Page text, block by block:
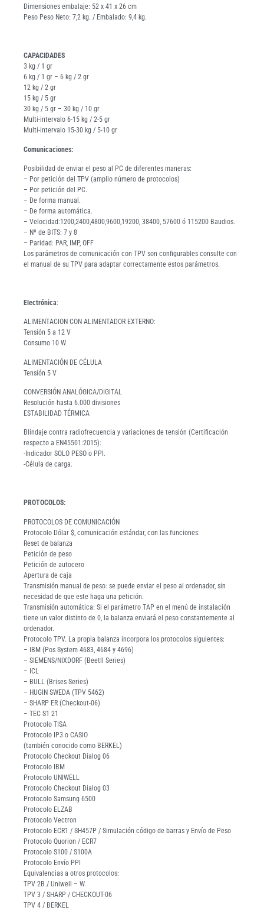
Dimensiones embalaje: 52 x 41 x 26 cm
Peso Peso Neto: 7,2 kg. / Embalado: 9,4 kg.
CAPACIDADES
3 kg / 1 gr
6 kg / 1 gr – 6 kg / 2 gr
12 kg / 2 gr
15 kg / 5 gr
30 kg / 5 gr – 30 kg / 10 gr
Multi-intervalo 6-15 kg / 2-5 gr
Multi-intervalo 15-30 kg / 5-10 gr
Comunicaciones:
Posibilidad de enviar el peso al PC de diferentes maneras:
– Por petición del TPV (amplio número de protocolos)
– Por petición del PC.
– De forma manual.
– De forma automática.
– Velocidad:1200,2400,4800,9600,19200, 38400, 57600 ó 115200 Baudios.
– Nº de BITS: 7 y 8
– Paridad: PAR, IMP, OFF
Los parámetros de comunicación con TPV son configurables consulte con
el manual de su TPV para adaptar correctamente estos parámetros.
Electrónica:
ALIMENTACION CON ALIMENTADOR EXTERNO:
Tensión 5 a 12 V
Consumo 10 W
ALIMENTACIÓN DE CÉLULA
Tensión 5 V
CONVERSIÓN ANALÓGICA/DIGITAL
Resolución hasta 6.000 divisiones
ESTABILIDAD TÉRMICA
Blindaje contra radiofrecuencia y variaciones de tensión (Certificación
respecto a EN45501:2015):
-Indicador SOLO PESO o PPI.
-Célula de carga.
PROTOCOLOS:
PROTOCOLOS DE COMUNICACIÓN
Protocolo Dólar $, comunicación estándar, con las funciones:
Reset de balanza
Petición de peso
Petición de autocero
Apertura de caja
Transmisión manual de peso: se puede enviar el peso al ordenador, sin
necesidad de que este haga una petición.
Transmisión automática: Si el parámetro TAP en el menú de instalación
tiene un valor distinto de 0, la balanza enviará el peso constantemente al
ordenador.
Protocolo TPV. La propia balanza incorpora los protocolos siguientes:
– IBM (Pos System 4683, 4684 y 4696)
– SIEMENS/NIXDORF (Beetll Series)
– ICL
– BULL (Brises Series)
– HUGIN SWEDA (TPV 5462)
– SHARP ER (Checkout-06)
– TEC S1 21
Protocolo TISA
Protocolo IP3 o CASIO
(también conocido como BERKEL)
Protocolo Checkout Dialog 06
Protocolo IBM
Protocolo UNIWELL
Protocolo Checkout Dialog 03
Protocolo Samsung 6500
Protocolo ELZAB
Protocolo Vectron
Protocolo ECR1 / SH457P / Simulación código de barras y Envío de Peso
Protocolo Quorion / ECR7
Protocolo S100 / S100A
Protocolo Envío PPI
Equivalencias a otros protocolos:
TPV 2B / Uniwell – W
TPV 3 / SHARP / CHECKOUT-06
TPV 4 / BERKEL